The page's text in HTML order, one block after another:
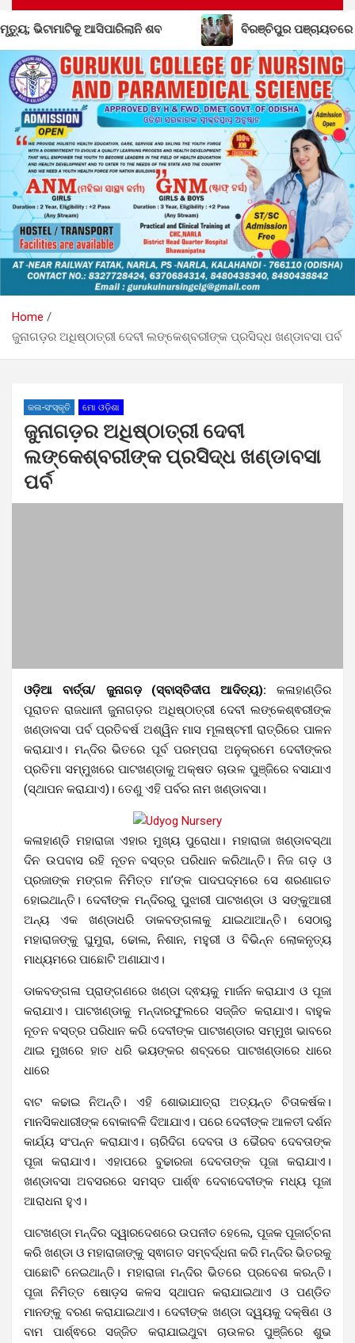
ଶବ ବିରଞ୍ଚିପୁର ପଞ୍ଚାୟତରେ ବିଜେଡିର ଶକ୍ତି
Home
ଜୁନାଗଡ଼ର ଅଧିଷ୍ଠାତ୍ରୀ ଦେବୀ ଲଙ୍କେଶ୍ବରୀଙ୍କ ପ୍ରସିଦ୍ଧ ଖଣ୍ଡାବସା ପର୍ବ
କଳା-ସଂସ୍କୃତି ମୋ ଓଡ଼ିଶା
ଜୁନାଗଡ଼ର ଅଧିଷ୍ଠାତ୍ରୀ ଦେବୀ
ଲଙ୍କେଶ୍ବରୀଙ୍କ ପ୍ରସିଦ୍ଧ ଖଣ୍ଡାବସା
ପର୍ବ
ଓଡ଼ିଆ ବାର୍ତ୍ତା/ ଜୁନାଗଡ଼ (ସ୍ବାସ୍ତିଦୀପ ଆଦିତ୍ୟ): କଳାହାଣ୍ଡିର
ପୂରାତନ ରାଜଧାନୀ ଜୁନାଗଡ଼ର ଅଧିଷ୍ଠାତ୍ରୀ ଦେବୀ ଲଙ୍କେଶ୍ଵରୀଙ୍କ
ଖଣ୍ଡାବସା ପର୍ବ ପ୍ରତିବର୍ଷ ଅଶ୍ୱିନ ମାସ ମୂଳାଷ୍ଟମୀ ରାତ୍ରିରେ ପାଳନ
କରାଯାଏ। ମନ୍ଦିର ଭିତରେ ପୂର୍ବ ପରମ୍ପରା ଅନୁକ୍ରମେ ଦେବୀଙ୍କର
ପ୍ରତିମା ସମ୍ମୁଖରେ ପାଟଖଣ୍ଡାକୁ ଅକ୍ଷତ ଚାଉଳ ପୁଞ୍ଜିରେ ବସାଯାଏ
(ସ୍ଥାପନ କରାଯାଏ)। ତେଣୁ ଏହି ପର୍ବର ନାମ ଖଣ୍ଡାବସା।
କଳାହାଣ୍ଡି ମହାରାଜା ଏହାର ମୁଖ୍ୟ ପୁରୋଧା। ମହାରାଜା ଖଣ୍ଡାବସ୍ଥା
ଦିନ ଉପବାସ ରହି ନୂତନ ବସ୍ତ୍ର ପରିଧାନ କରିଥାନ୍ତି। ନିଜ ଗଡ଼ ଓ
ପ୍ରଜାଙ୍କ ମଙ୍ଗଳ ନିମିତ୍ତ ମା’ଙ୍କ ପାଦପଦ୍ମରେ ସେ ଶରଣାଗତ
ହୋଇଥାନ୍ତି। ଦେବୀଙ୍କ ମନ୍ଦିରରୁ ପୁଝାରୀ ପାଟଖଣ୍ଡା ଓ ସଙ୍କୁଆରୀ
ଅନ୍ୟ ଏକ ଖଣ୍ଡାଧରି ଡାକବଙ୍ଗଳାକୁ ଯାଇଥାଆନ୍ତି। ସେଠାରୁ
ମହାରାଜଙ୍କୁ ଘୁମୁରା, ଢୋଲ, ନିଶାନ, ମହୁରୀ ଓ ବିଭିନ୍ନ ଲୋକନୃତ୍ୟ
ମାଧ୍ୟମରେ ପାଛୋଟି ଅଣାଯାଏ।
ଡାକବଙ୍ଗଳା ପ୍ରାଙ୍ଗଣରେ ଖଣ୍ଡା ଦ୍ଵୟକୁ ମାର୍ଜନ କରାଯାଏ ଓ ପୂଜା
କରାଯାଏ।ପାଟଖଣ୍ଡାକୁ ମନ୍ଦାରଫୁଲରେ ସଜ୍ଜିତ କରାଯାଏ। ବାହୁକ
ନୂତନ ବସ୍ତ୍ର ପରିଧାନ କରି ଦେବୀଙ୍କ ପାଟଖଣ୍ଡାର ସମ୍ମୁଖ ଭାବରେ
ଥାଇ ମୁଖରେ ହାତ ଧରି ଭୟଙ୍କର ଶବ୍ଦରେ ପାଟଖଣ୍ଡାରେ ଧାରେ
ଧାରେ
ବାଟ କଢାଇ ନିଅନ୍ତି। ଏହି ଶୋଭାଯାତ୍ରା ଅତ୍ୟନ୍ତ ଚିତାକର୍ଷକ।
ମାନସିକଧାରୀଙ୍କ ବୋକାବଳି ଦିଆଯାଏ। ପରେ ଦେବୀଙ୍କ ଆଳତୀ ଦର୍ଶନ
କାର୍ଯ୍ୟ ସଂପନ୍ନ କରାଯାଏ। ଚାରିଦିଗ ଦେବତା ଓ ଭୈରବ ଦେବତାଙ୍କ
ପୂଜା କରାଯାଏ। ଏହାପରେ ବୁଢାରଜା ଦେବତାଙ୍କ ପୂଜା କରାଯାଏ।
ଖଣ୍ଡାବସା ଅବସରରେ ସମସ୍ତ ପାର୍ଶ୍ଵ ଦେବାଦେବୀଙ୍କ ମଧ୍ୟ ପୂଜା
ଆରାଧନା ହୁଏ।
ପାଟଖଣ୍ଡା ମନ୍ଦିର ଦ୍ୱାରଦେଶରେ ଉପନୀତ ହେଲେ, ପୂଜକ ପୂଜାର୍ଚ୍ଚନା
କରି ଖଣ୍ଡା ଓ ମହାରାଜାଙ୍କୁ ସ୍ଵାଗତ ସମ୍ବର୍ଦ୍ଧନା କରି ମନ୍ଦିର ଭିତରକୁ
ପାଛୋଟି ନେଇଥାନ୍ତି। ମହାରାଜା ମନ୍ଦିର ଭିତରେ ପ୍ରବେଶ କରନ୍ତି।
ପୂଜା ନିମିତ୍ତ ଷୋଡ଼ସ କଳସ ସ୍ଥାପନ କରାଯାଇଥାଏ ଓ ପଣ୍ଡିତ
ମାନଙ୍କୁ ବରଣ କରାଯାଇଥାଏ। ଦେବୀଙ୍କ ଖଣ୍ଡା ଦ୍ୱୟକୁ ଦକ୍ଷିଣ ଓ
ବାମ ପାର୍ଶ୍ଵରେ ସଜ୍ଜିତ କରାଯାଇଥୁବା ଚାଉଳର ପୁଞ୍ଜିରେ ଶୁଭ